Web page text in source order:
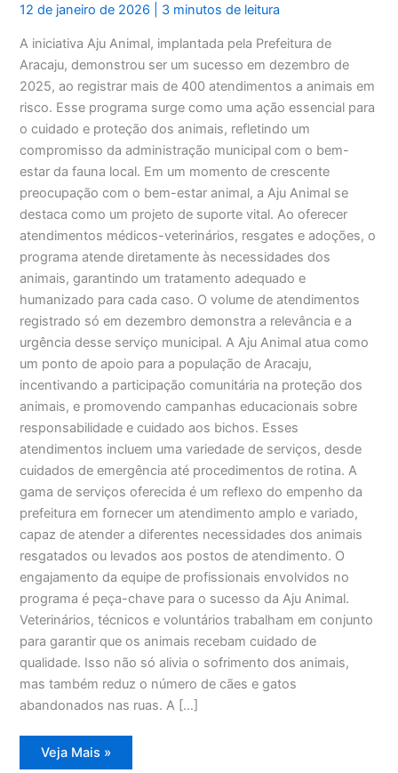
12 de janeiro de 2026
3 minutos de leitura
A iniciativa Aju Animal, implantada pela Prefeitura de
Aracaju, demonstrou ser um sucesso em dezembro de
2025, ao registrar mais de 400 atendimentos a animais em
risco. Esse programa surge como uma ação essencial para
o cuidado e proteção dos animais, refletindo um
compromisso da administração municipal com o bem-
estar da fauna local. Em um momento de crescente
preocupação com o bem-estar animal, a Aju Animal se
destaca como um projeto de suporte vital. Ao oferecer
atendimentos médicos-veterinários, resgates e adoções, o
programa atende diretamente às necessidades dos
animais, garantindo um tratamento adequado e
humanizado para cada caso. O volume de atendimentos
registrado só em dezembro demonstra a relevância e a
urgência desse serviço municipal. A Aju Animal atua como
um ponto de apoio para a população de Aracaju,
incentivando a participação comunitária na proteção dos
animais, e promovendo campanhas educacionais sobre
responsabilidade e cuidado aos bichos. Esses
atendimentos incluem uma variedade de serviços, desde
cuidados de emergência até procedimentos de rotina. A
gama de serviços oferecida é um reflexo do empenho da
prefeitura em fornecer um atendimento amplo e variado,
capaz de atender a diferentes necessidades dos animais
resgatados ou levados aos postos de atendimento. O
engajamento da equipe de profissionais envolvidos no
programa é peça-chave para o sucesso da Aju Animal.
Veterinários, técnicos e voluntários trabalham em conjunto
para garantir que os animais recebam cuidado de
qualidade. Isso não só alivia o sofrimento dos animais,
mas também reduz o número de cães e gatos
abandonados nas ruas. A […]
Aju
Animal
Veja Mais »